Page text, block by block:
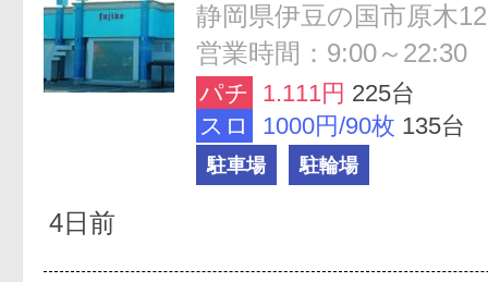
静岡県伊豆の国市原木
営業時間：9:00～22:30
パチ 1.111円 225台
スロ
1000円/90枚 135台
駐車場 駐輪場
4日前